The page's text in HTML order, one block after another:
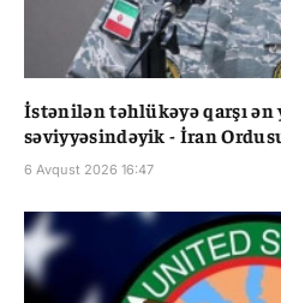
İstənilən təhlükəyə qarşı ən
səviyyəsindəyik - İran
6 Avqust 2026 16:47